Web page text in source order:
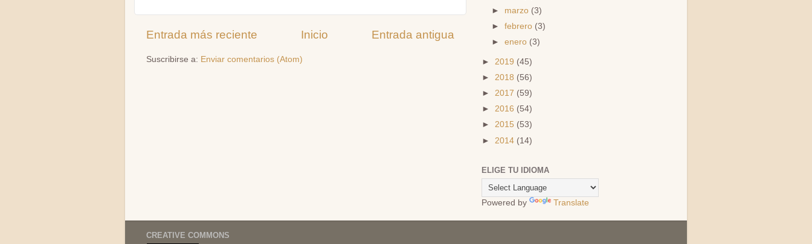
Entrada más reciente Entrada antigua
Inicio
Suscribirse a: Enviar comentarios (Atom)
► marzo (3)
►febrero (3)
►enero (3)
► 2019 (45)
► 2018 (56)
► 2017 (59)
► 2016 (54)
► 2015 (53)
► 2014 (14)
ELIGE TU IDIOMA
Powered by Translate
CREATIVE COMMONS